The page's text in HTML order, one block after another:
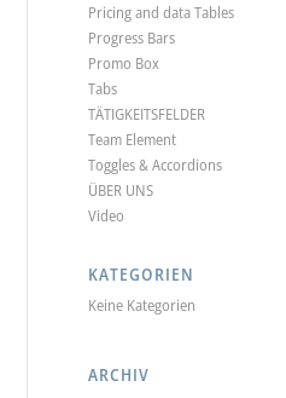
Pricing and data Tables
Progress Bars
Promo Box
Tabs
TÄTIGKEITSFELDER
Team Element
Toggles & Accordions
ÜBER UNS
Video
KATEGORIEN
Keine Kategorien
ARCHIV